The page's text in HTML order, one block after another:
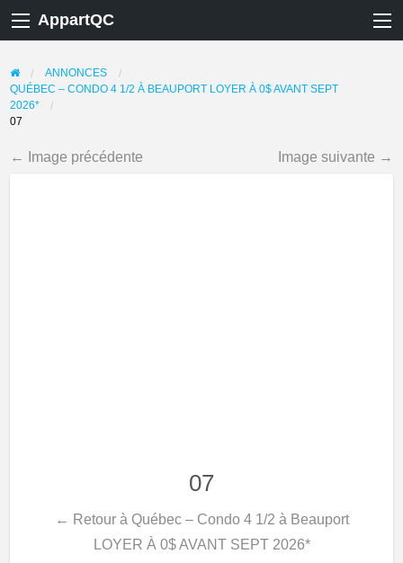
AppartQC
ANNONCES
QUÉBEC – CONDO 4 1/2 À BEAUPORT LOYER À 0$ AVANT SEPT
2026*
07
← Image précédente Image suivante →
07
← Retour à Québec – Condo 4 1/2 à Beauport
LOYER À 0$ AVANT SEPT 2026*